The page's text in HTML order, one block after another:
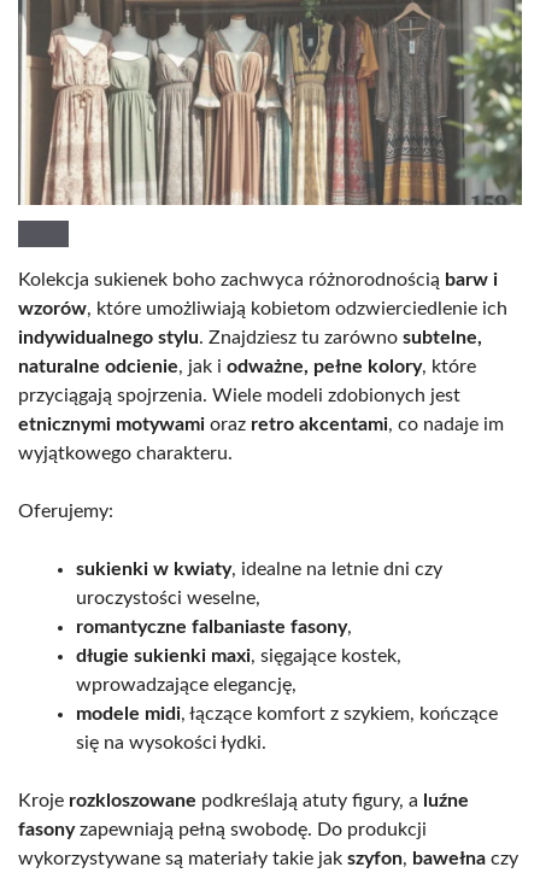
Kolekcja sukienek boho zachwyca różnorodnością barw i
wzorów, które umożliwiają kobietom odzwierciedlenie ich
indywidualnego stylu. Znajdziesz tu zarówno subtelne,
naturalne odcienie, jak i odważne, pełne kolory, które
przyciągają spojrzenia. Wiele modeli zdobionych jest
etnicznymi motywami oraz retro akcentami, co nadaje im
wyjątkowego charakteru.
Oferujemy:
sukienki w kwiaty, idealne na letnie dni czy
uroczystości weselne,
romantyczne falbaniaste fasony,
długie sukienki maxi, sięgające kostek,
wprowadzające elegancję,
modele midi, łączące komfort z szykiem, kończące
się na wysokości łydki.
Kroje rozkloszowane podkreślają atuty figury, a luźne
fasonyzapewniają pełną swobodę. Do produkcji
wykorzystywane są materiały takie jak szyfon, bawełna czy